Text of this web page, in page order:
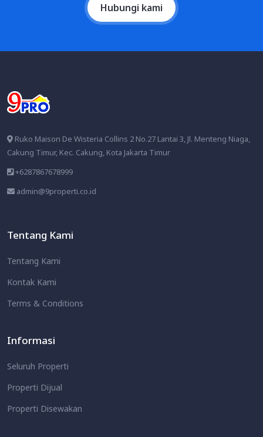
Hubungi kami
Ruko Maison De Wisteria Collins 2 No.27 Lantai 3, Jl. Menteng Niaga,
Cakung Timur, Kec. Cakung, Kota Jakarta Timur
+6287867678999
admin@9properti.co.id
Tentang Kami
Tentang Kami
Kontak Kami
Terms & Conditions
Informasi
Seluruh Properti
Properti Dijual
Properti Disewakan